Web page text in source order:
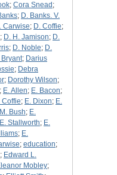
; Cora Snead ;
; D. Banks. V.
Carwise; D. Coffie;
; D. H. Jamison; D.
; D. Noble; D.
; Darius
; Debra
; Dorothy Wilson;
; E. Allen; E. Bacon;
Coffie; E. Dixon; E.
Bush; E.
E. Stallworth; E.
; E.
; education;
; Edward L.
Mobley;